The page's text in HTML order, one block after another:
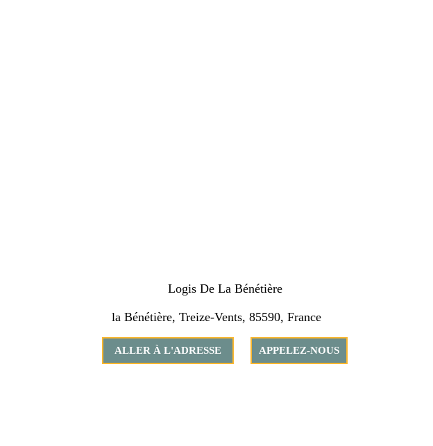
Logis De La Bénétière
la Bénétière, Treize-Vents, 85590, France
ALLER À L'ADRESSE APPELEZ-NOUS